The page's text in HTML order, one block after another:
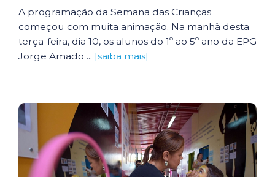
A programação da Semana das Crianças
começou com muita animação. Na manhã desta
terça-feira, dia 10, os alunos do 1º ao 5º ano da EPG
Jorge Amado ... [saiba mais]